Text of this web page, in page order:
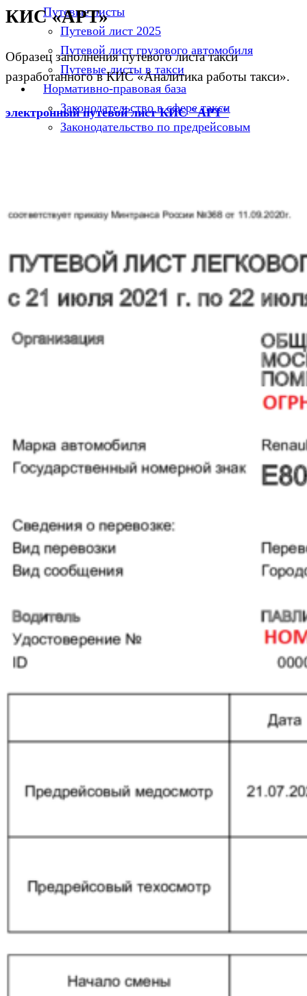
Путевые листы
Путевой лист 2025
Путевой лист грузового автомобиля
Путевые листы в такси
Нормативно-правовая база
Законодательство в сфере такси
Законодательство по предрейсовым
Отсутствие предрейсового медосмотра —
Информация
Налоговая инспекция
Штраф за отсутствие путевого листа в 2026
Новый штамп предрейсового медосмотра
2025г. Приказ Минздрава № 266н от 30 мая
Публикации
О компании
КИС «АРТ»
Образец заполнения путевого листа такси
разработанного в КИС «Аналитика работы такси».
электронный путевой лист КИС "АРТ"